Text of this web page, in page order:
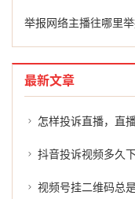
最新文章
怎样投诉直播，直
抖音投诉视频多久下架，
视频号挂二维码总是被投诉怎